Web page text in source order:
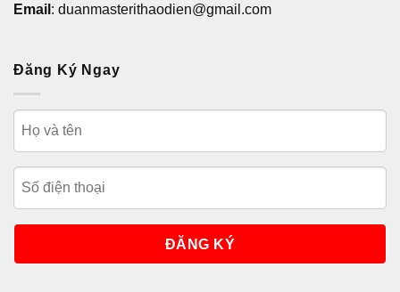
Email : duanmasterithaodien@gmail.com
Đăng Ký Ngay